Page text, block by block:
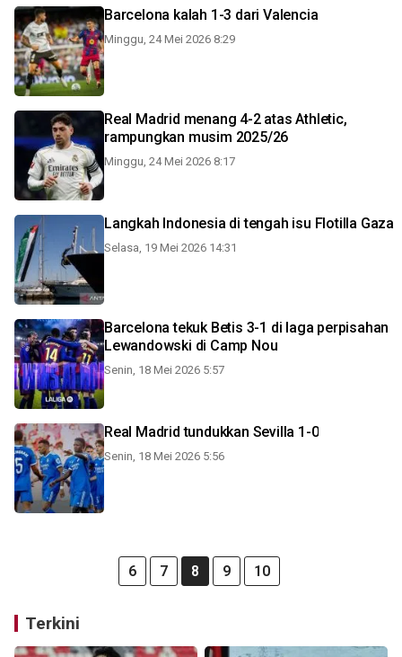
Barcelona kalah 1-3 dari Valencia
Minggu, 24 Mei 2026 8:29
Real Madrid menang 4-2 atas Athletic,
rampungkan musim 2025/26
Minggu, 24 Mei 2026 8:17
Langkah Indonesia di tengah isu Flotilla Gaza
Selasa, 19 Mei 2026 14:31
Barcelona tekuk Betis 3-1 di laga perpisahan
Lewandowski di Camp Nou
Senin, 18 Mei 2026 5:57
Real Madrid tundukkan Sevilla 1-0
Senin, 18 Mei 2026 5:56
6 7 8 9 10
Terkini